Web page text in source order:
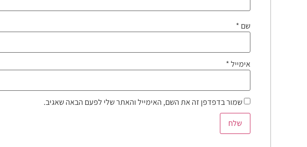
שם *
אימייל*
שמור בדפדפן זה את השם, האימייל והאתר שלי לפעם הבאה שאגיב.